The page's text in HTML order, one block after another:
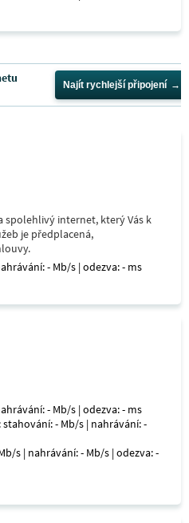
Najít rychlejší připojení
spolehlivý internet, který Vás k
je předplacená,
- Mb/s | odezva: - ms
- Mb/s | odezva: - ms
: stahování: - Mb/s | nahrávání: -
s | nahrávání: - Mb/s | odezva: -